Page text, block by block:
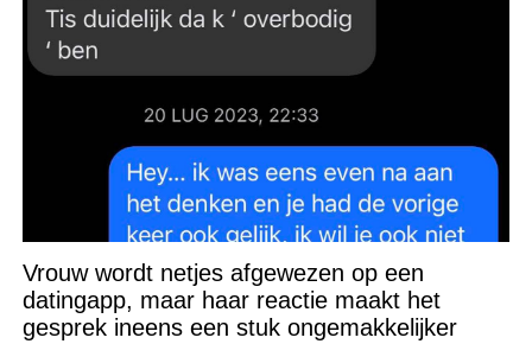
Vrouw wordt netjes afgewezen op een
datingapp, maar haar reactie maakt het
gesprek ineens een stuk ongemakkelijker